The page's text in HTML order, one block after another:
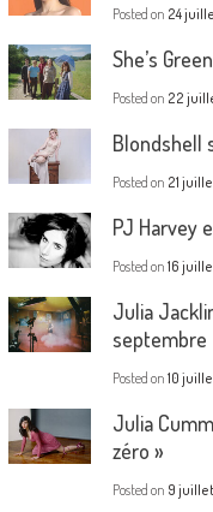
Posted on 24
She’s
Posted on 22
Blondshell
Posted on 21
PJ Harvey
Posted on 16
Julia
septembre
Posted on 10
Julia
zéro »
Posted on 9